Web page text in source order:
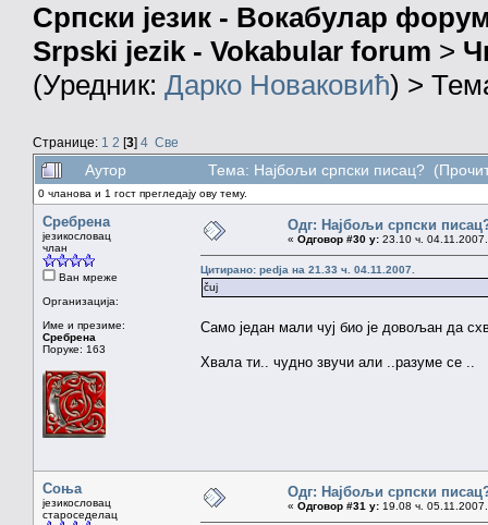
Српски језик - Вокабулар
Srpski jezik - Vokabular forum >
(Уредник: Дарко Новаковић) >
Странице: 1 2 [3] 4 Све
Аутор Тема: Најбољи српски писац?
0 чланова и 1 гост прегледају ову тему.
Сребрена
језикословац
члан
Ван мреже
Организација:
Име и презиме:
Сребрена
Поруке: 163
Одг: Најбољи српски
« Одговор #30 у: 23.10 ч.
Цитирано: pedja на 21.33 ч. 04.11.2007.
čuj
Само један мали чуј био је довољан да
Хвала ти.. чудно звучи али ..разуме се ..
Соња
језикословац
староседелац
Одг: Најбољи српски
« Одговор #31 у: 19.08 ч.